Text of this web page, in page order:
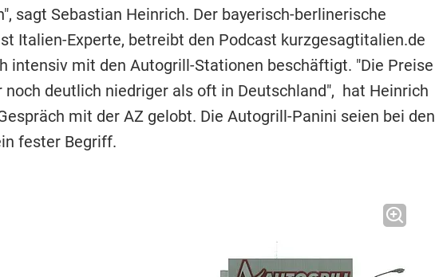
sagt Sebastian Heinrich. Der bayerisch-berlinerische
Italien-Experte, betreibt den Podcast kurzgesagtitalien.de
intensiv mit den Autogrill-Stationen beschäftigt. "Die Preise
noch deutlich niedriger als oft in Deutschland", hat Heinrich
mit der AZ gelobt. Die Autogrill-Panini seien bei den
fester Begriff.